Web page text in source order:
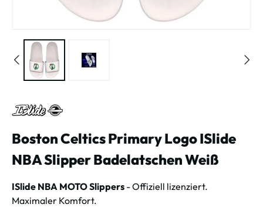
Boston Celtics Primary Logo ISlide
NBA Slipper Badelatschen Weiß
ISlide NBA MOTO Slippers - Offiziell lizenziert.
Maximaler Komfort.